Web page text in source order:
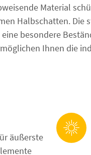
Material
Halbschatten. Die
besondere
Ihnen die
äußerste